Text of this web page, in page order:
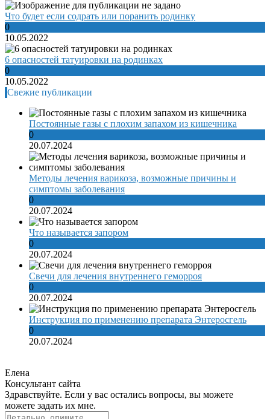
Что будет если содрать или поранить родинку
0
10.05.2022
6 опасностей татуировки на родинках
0
10.05.2022
Свежие публикации
Постоянные газы с плохим запахом из кишечника
0
20.07.2024
Методы лечения варикоза, возможные причины и
симптомы заболевания
0
20.07.2024
Что называется запором
0
20.07.2024
Свечи для лечения внутреннего геморроя
0
20.07.2024
Инструкция по применению препарата Энтеросгель
0
20.07.2024
Елена
Консультант сайта
Здравствуйте. Если у вас остались вопросы, вы можете
можете задать их мне.